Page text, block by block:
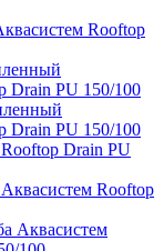
Rooftop
Drain PU 150/100
Drain PU 150/100
Drain PU
Rooftop
Аквасистем